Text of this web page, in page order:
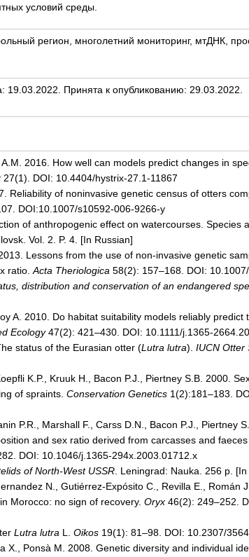
условий среды.
регион, многолетний мониторинг, мтДНК,
19.03.2022. Принята к опубликованию: 29.03.2022.
2016. How well can models predict changes in
27(1). DOI: 10.4404/hystrix-27.1-11867
Reliability of noninvasive genetic census of otters
DOI:10.1007/s10592-006-9266-y
of anthropogenic effect on watercourses. Species
Vol. 2. P. 4. [In Russian]
Lessons from the use of non-invasive genetic
ratio. Acta Theriologica 58(2): 157–168. DOI:
distribution and conservation of an endangered
A. 2010. Do habitat suitability models reliably predict
Ecology47(2): 421–430. DOI: 10.1111/j.1365-
status of the Eurasian otter (Lutra lutra). IUCN Otter
K.P., Kruuk H., Bacon P.J., Piertney S.B. 2000.
of spraints. Conservation Genetics 1(2):181–183.
P.R., Marshall F., Carss D.N., Bacon P.J., Piertney
and sex ratio derived from carcasses and
DOI: 10.1046/j.1365-294x.2003.01712.x
of North-West USSR . Leningrad: Nauka. 256 p.
N., Gutiérrez-Expósito C., Revilla E., Román
in Morocco: no sign of recovery. Oryx 46(2): 249–252.
Lutra lutra L. Oikos 19(1): 81–98. DOI: 10.2307/
X., Ponsà M. 2008. Genetic diversity and individual